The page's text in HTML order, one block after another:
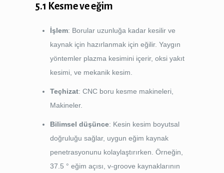
5.1 Kesme ve eğim
İşlem: Borular uzunluğa kadar kesilir ve
kaynak için hazırlanmak için eğilir. Yaygın
yöntemler plazma kesimini içerir, oksi yakıt
kesimi, ve mekanik kesim.
Teçhizat: CNC boru kesme makineleri,
Makineler.
Bilimsel düşünce: Kesin kesim boyutsal
doğruluğu sağlar, uygun eğim kaynak
penetrasyonunu kolaylaştırırken. Örneğin,
37.5 ° eğim açısı, v-groove kaynaklarının